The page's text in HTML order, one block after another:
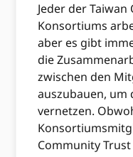
Jeder der
Konsortiums
aber es gibt
die
zwischen den
auszubauen, um
vernetzen.
Community